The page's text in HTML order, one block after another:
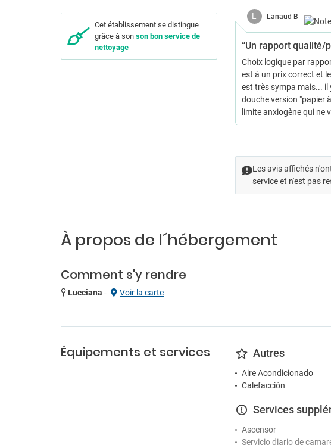
Cet établissement se distingue
grâce à son son bon service de
nettoyage
L Lanaud B
“Un rapport qualité/
Choix logique par
est à un prix correct et
est très sympa mais... il
douche version "papier
limite anxiogène qui ne
Les avis affichés
service et n'est pas
À propos de l´hébergement
Comment s'y rendre
Lucciana - Voir la carte
Équipements et services Autres
Aire Acondicionado
Calefacción
Services
Ascensor
Servicio diario de